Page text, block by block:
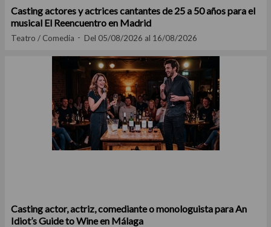
Casting actores y actrices cantantes de 25 a 50 años para el
musical El Reencuentro en Madrid
Teatro / Comedia Del 05/08/2026 al 16/08/2026
Casting actor, actriz, comediante o monologuista para An
Idiot’s Guide to Wine en Málaga